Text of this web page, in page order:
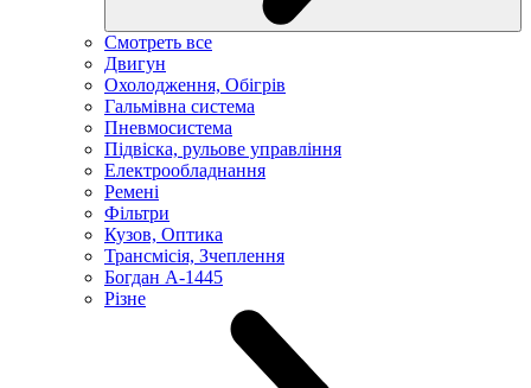
Смотреть все
Двигун
Охолодження, Обігрів
Гальмівна система
Пневмосистема
Підвіска, рульове управління
Електрообладнання
Ремені
Фільтри
Кузов, Оптика
Трансмісія, Зчеплення
Богдан А-1445
Різне